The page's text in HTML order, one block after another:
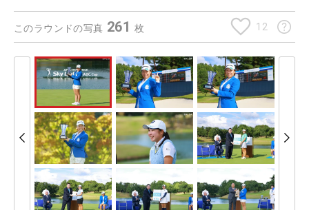
このラウンドの写真 261 枚 12